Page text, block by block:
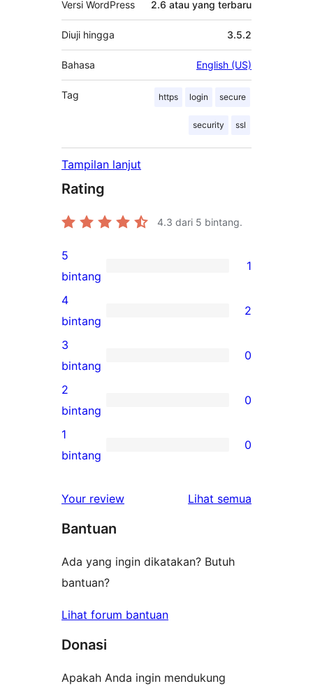
Versi WordPress 2.6 atau yang terbaru
Diuji hingga 3.5.2
Bahasa English (US)
Tag https login secure
security ssl
Tampilan lanjut
Rating
4.3 dari 5 bintang.
1
ulasan
5-
bintang
5
bintang
1
2
ulasan
4-
bintang
4
bintang
2
0
ulasan
3-
bintang
3
bintang
0
0
ulasan
2-
2
bintang
0
0
1-
1
bintang
0
Your review Lihat semua
Bantuan
Ada yang ingin dikatakan? Butuh
bantuan?
Lihat forum bantuan
Donasi
Apakah Anda ingin mendukung